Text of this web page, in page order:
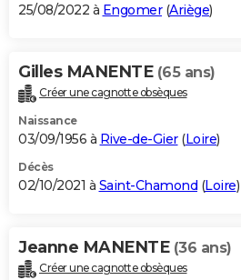
25/08/2022 à Engomer(Ariège)
Gilles MANENTE (65 ans)
Créer une cagnotte obsèques
Naissance
03/09/1956 à Rive-de-Gier(Loire)
Décès
02/10/2021 à Saint-Chamond (Loire)
Jeanne MANENTE (36 ans)
Créer une cagnotte obsèques